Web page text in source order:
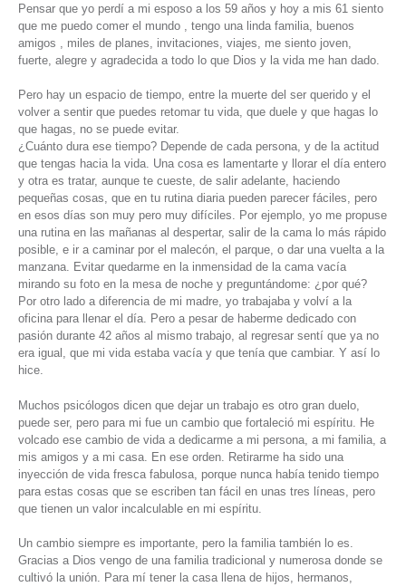
Pensar que yo perdí a mi esposo a los 59 años y hoy a mis 61 siento
que me puedo comer el mundo , tengo una linda familia, buenos
amigos , miles de planes, invitaciones, viajes, me siento joven,
fuerte, alegre y agradecida a todo lo que Dios y la vida me han dado.
Pero hay un espacio de tiempo, entre la muerte del ser querido y el
volver a sentir que puedes retomar tu vida, que duele y que hagas lo
que hagas, no se puede evitar.
¿Cuánto dura ese tiempo? Depende de cada persona, y de la actitud
que tengas hacia la vida. Una cosa es lamentarte y llorar el día entero
y otra es tratar, aunque te cueste, de salir adelante, haciendo
pequeñas cosas, que en tu rutina diaria pueden parecer fáciles, pero
en esos días son muy pero muy difíciles. Por ejemplo, yo me propuse
una rutina en las mañanas al despertar, salir de la cama lo más rápido
posible, e ir a caminar por el malecón, el parque, o dar una vuelta a la
manzana. Evitar quedarme en la inmensidad de la cama vacía
mirando su foto en la mesa de noche y preguntándome: ¿por qué?
Por otro lado a diferencia de mi madre, yo trabajaba y volví a la
oficina para llenar el día. Pero a pesar de haberme dedicado con
pasión durante 42 años al mismo trabajo, al regresar sentí que ya no
era igual, que mi vida estaba vacía y que tenía que cambiar. Y así lo
hice.
Muchos psicólogos dicen que dejar un trabajo es otro gran duelo,
puede ser, pero para mi fue un cambio que fortaleció mi espíritu. He
volcado ese cambio de vida a dedicarme a mi persona, a mi familia, a
mis amigos y a mi casa. En ese orden. Retirarme ha sido una
inyección de vida fresca fabulosa, porque nunca había tenido tiempo
para estas cosas que se escriben tan fácil en unas tres líneas, pero
que tienen un valor incalculable en mi espíritu.
Un cambio siempre es importante, pero la familia también lo es.
Gracias a Dios vengo de una familia tradicional y numerosa donde se
cultivó la unión. Para mí tener la casa llena de hijos, hermanos,